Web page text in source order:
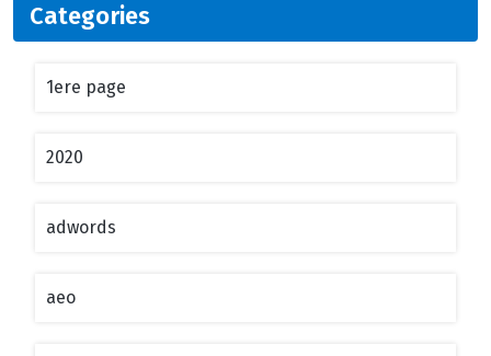
Categories
1ere page
2020
adwords
aeo